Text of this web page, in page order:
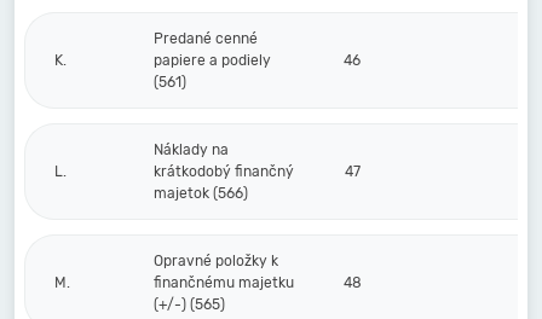
K.
Predané cenné
papiere a podiely
(561)
46
L.
Náklady na
krátkodobý finančný
majetok (566)
47
M.
Opravné položky k
finančnému majetku
(+/-) (565)
48